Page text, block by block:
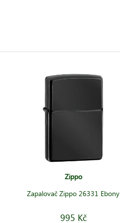
Zippo
Zapalovač Zippo 26331 Ebony
995 Kč